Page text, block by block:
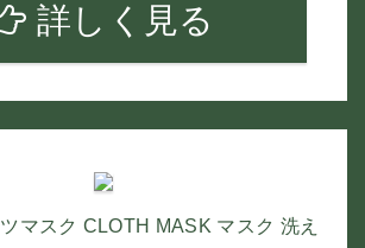
詳しく見る
マスク CLOTH MASK マスク 洗え